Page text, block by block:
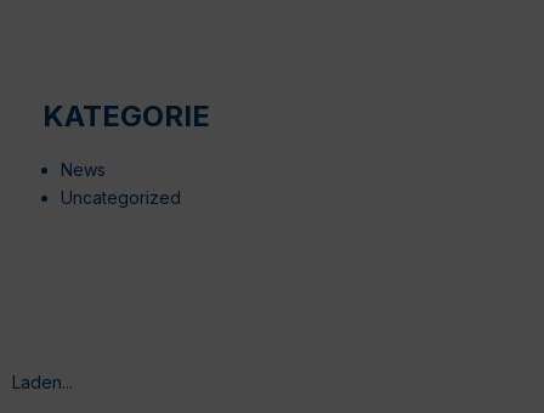
KATEGORIE
News
Uncategorized
Laden...